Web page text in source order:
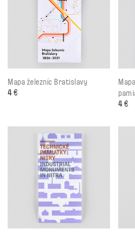
Mapa železníc Bratislavy
4 €
4 €